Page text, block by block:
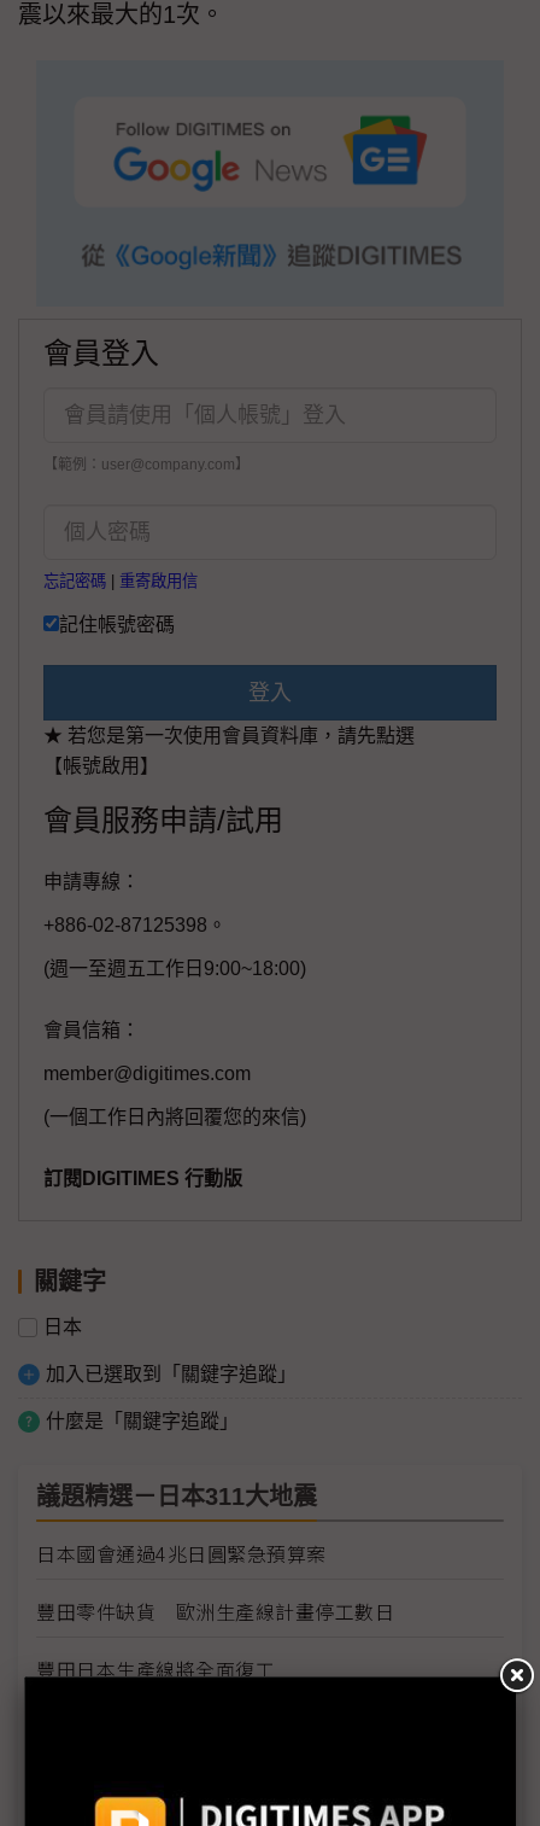
震以來最大的1次。
會員登入
【範例：user@company.com】
忘記密碼 重寄啟用信
記住帳號密碼
登入
★ 若您是第一次使用會員資料庫，請先點選
【帳號啟用】
會員服務申請/試用
申請專線：
+886-02-87125398。
(週一至週五工作日9:00~18:00)
會員信箱：
member@digitimes.com
(一個工作日內將回覆您的來信)
訂閱DIGITIMES 行動版
關鍵字
日本
加入已選取到「關鍵字追蹤」
什麼是「關鍵字追蹤」
議題精選－日本311大地震
日本國會通過4兆日圓緊急預算案
豐田零件缺貨 歐洲生產線計畫停工數日
豐田日本生產線將全面復工
需求疲弱加上日震 福特3廠臨時停工1週